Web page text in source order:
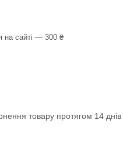
на сайті — 300 ₴
товару протягом 14 днів